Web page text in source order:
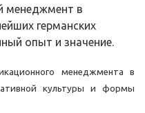
менеджмент в
германских
опыт и значение.
менеджмента в
культуры и формы